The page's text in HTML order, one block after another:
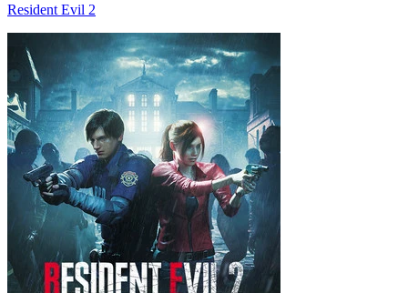
Resident Evil 2